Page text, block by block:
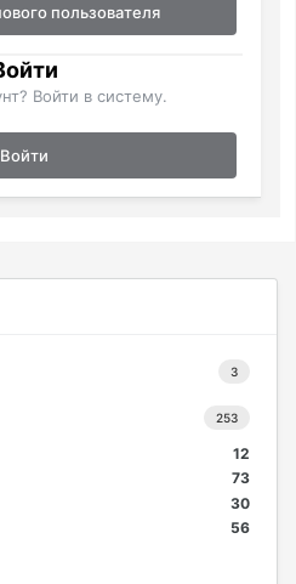
пользователя
Войти в систему.
Войти
3
253
12
73
30
56